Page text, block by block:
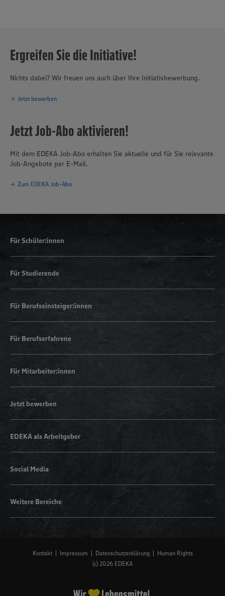
Ergreifen Sie die Initiative!
Nichts dabei? Wir freuen uns auch über Ihre Initiativbewerbung.
Jetzt bewerben
Jetzt Job-Abo aktivieren!
Mit dem EDEKA Job-Abo erhalten Sie aktuelle und für Sie relevante
Job-Angebote per E-Mail.
Zum EDEKA Job-Abo
Für Schüler:innen
Für Studierende
Für Berufseinsteiger:innen
Für Berufserfahrene
Für Mitarbeiter:innen
Jetzt bewerben
EDEKA als Arbeitgeber
Social Media
Weitere Bereiche
Kontakt Impressum Datenschutzerklärung
Human Rights
(c) 2026 EDEKA